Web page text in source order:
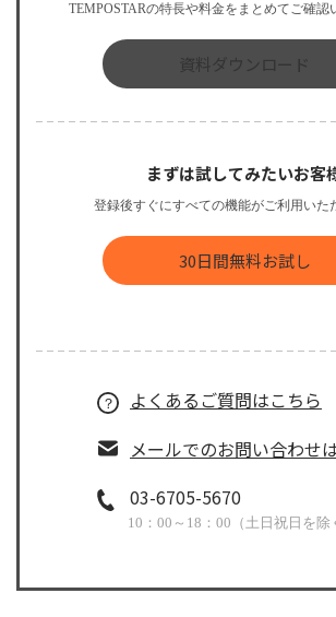
TEMPOSTARの特長や料金をまとめてご確認
資料ダウンロード
まずは試してみたいお客
登録後すぐにすべての機能がご利用いた
30日間無料お試し
よくあるご質問はこちら
メールでのお問い合わせ
03-6705-5670
10：00～18：00（土日祝日を除